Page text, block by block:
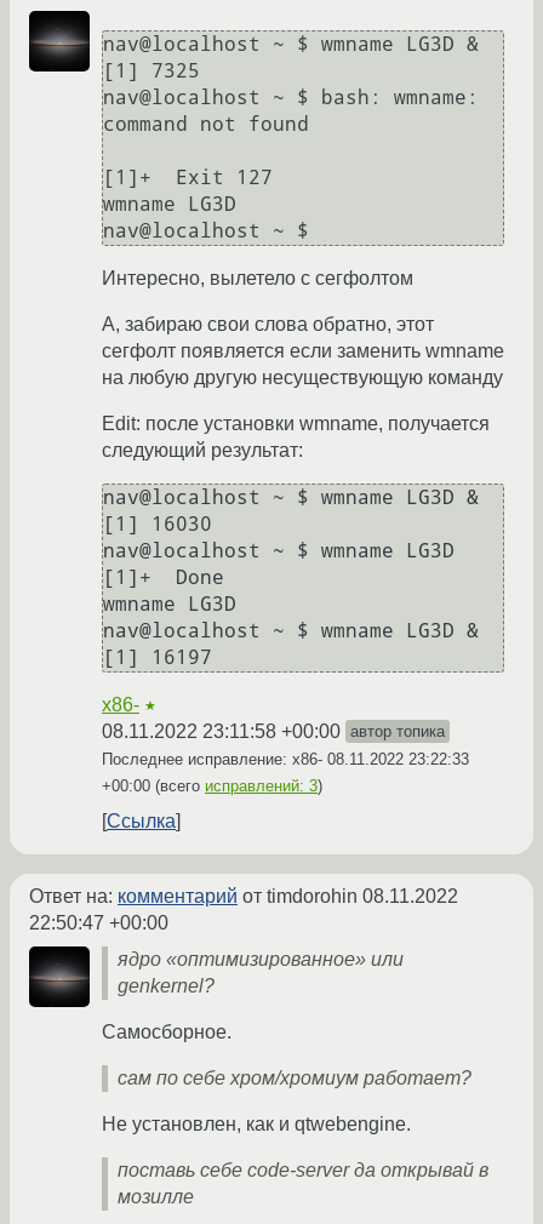
nav@localhost ~ $ wmname LG3D &
[1] 7325
nav@localhost ~ $ bash: wmname:
command not found
[1]+  Exit 127
wmname LG3D
Интересно, вылетело с сегфолтом
А, забираю свои слова обратно, этот
сегфолт появляется если заменить wmname
на любую другую несуществующую команду
Edit: после установки wmname, получается
следующий результат:
nav@localhost ~ $ wmname LG3D &
[1] 16030
nav@localhost ~ $ wmname LG3D
[1]+  Done
wmname LG3D
nav@localhost ~ $ wmname LG3D &
x86- ★
08.11.2022 23:11:58 +00:00 автор топика
Последнее исправление: x86- 08.11.2022 23:22:33
+00:00 (всего исправлений: 3)
Ссылка
Ответ на: комментарий от timdorohin 08.11.2022
22:50:47 +00:00
ядро «оптимизированное» или
genkernel?
Самосборное.
сам по себе хром/хромиум работает?
Не установлен, как и qtwebengine.
поставь себе code-server да открывай в
мозилле